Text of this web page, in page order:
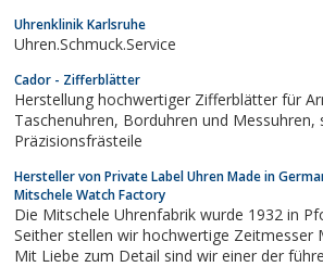
Uhrenklinik Karlsruhe
Uhren.Schmuck.Service
Cador - Zifferblätter
Herstellung hochwertiger Zifferblätter für
Taschenuhren, Borduhren und Messuhren, sowie
Präzisionsfrästeile
Hersteller von Private Label Uhren Made in
Mitschele Watch Factory
Die Mitschele Uhrenfabrik wurde 1932 in
Seither stellen wir hochwertige Zeitmesser
Mit Liebe zum Detail sind wir einer der